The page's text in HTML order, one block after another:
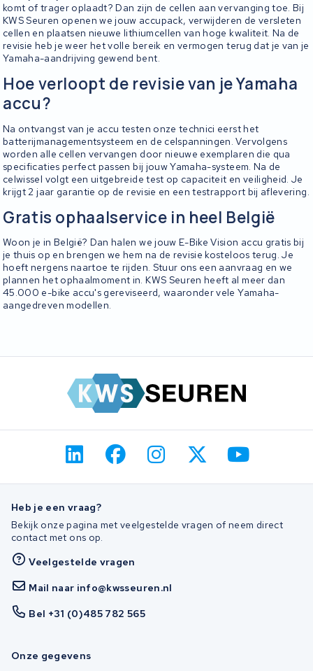
komt of trager oplaadt? Dan zijn de cellen aan vervanging toe. Bij
KWS Seuren openen we jouw accupack, verwijderen de versleten
cellen en plaatsen nieuwe lithiumcellen van hoge kwaliteit. Na de
revisie heb je weer het volle bereik en vermogen terug dat je van je
Yamaha-aandrijving gewend bent.
Hoe verloopt de revisie van je Yamaha
accu?
Na ontvangst van je accu testen onze technici eerst het
batterijmanagementsysteem en de celspanningen. Vervolgens
worden alle cellen vervangen door nieuwe exemplaren die qua
specificaties perfect passen bij jouw Yamaha-systeem. Na de
celwissel volgt een uitgebreide test op capaciteit en veiligheid. Je
krijgt 2 jaar garantie op de revisie en een testrapport bij aflevering.
Gratis ophaalservice in heel België
Woon je in België? Dan halen we jouw E-Bike Vision accu gratis bij
je thuis op en brengen we hem na de revisie kosteloos terug. Je
hoeft nergens naartoe te rijden. Stuur ons een aanvraag en we
plannen het ophaalmoment in. KWS Seuren heeft al meer dan
45.000 e-bike accu's gereviseerd, waaronder vele Yamaha-
aangedreven modellen.
Heb je een vraag?
Bekijk onze pagina met veelgestelde vragen of neem direct
contact met ons op.
Veelgestelde vragen
Mail naar info@kwsseuren.nl
Bel +31 (0)485 782 565
Onze gegevens